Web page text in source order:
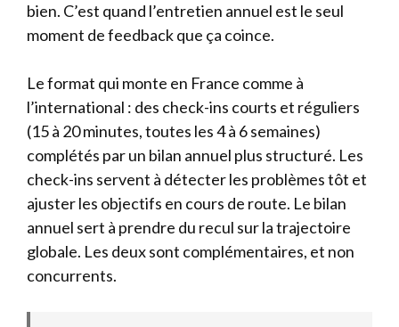
bien. C’est quand l’entretien annuel est le seul
moment de feedback que ça coince.
Le format qui monte en France comme à
l’international : des check-ins courts et réguliers
(15 à 20 minutes, toutes les 4 à 6 semaines)
complétés par un bilan annuel plus structuré. Les
check-ins servent à détecter les problèmes tôt et
ajuster les objectifs en cours de route. Le bilan
annuel sert à prendre du recul sur la trajectoire
globale. Les deux sont complémentaires, et non
concurrents.